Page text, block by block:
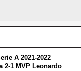
A 2021-2022
2-1 MVP Leonardo